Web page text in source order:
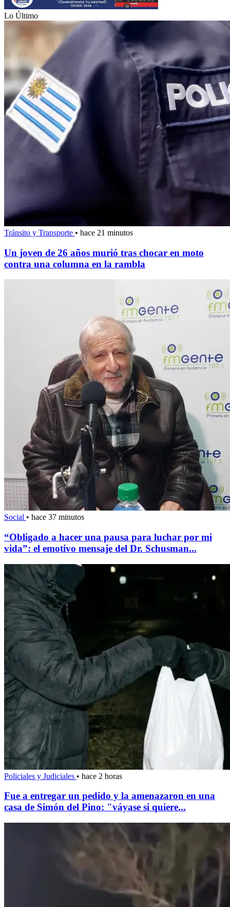
Lo Último
Tránsito y Transporte • hace 21 minutos
Un joven de 26 años murió tras chocar en moto
contra una columna en la rambla
Social • hace 37 minutos
“Obligado a hacer una pausa para luchar por mi
vida”: el emotivo mensaje del Dr. Schusman...
Policiales y Judiciales • hace 2 horas
Fue a entregar un pedido y la amenazaron en una
casa de Simón del Pino: "váyase si quiere...